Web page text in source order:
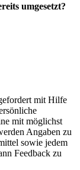
umgesetzt?
mit Hilfe
mit möglichst
Angaben zu
sowie jedem
Feedback zu